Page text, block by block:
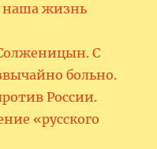
жизнь
С
больно.
России.
«русского